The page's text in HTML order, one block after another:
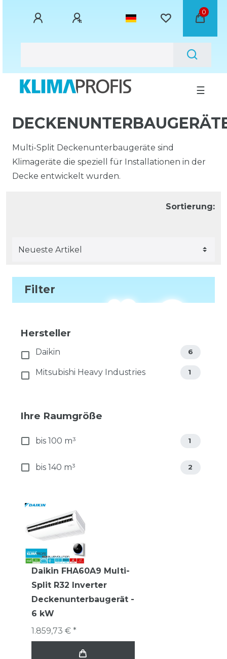
0
☰
Multi-Split Deckenunterbaugeräte sind
Klimageräte die speziell für Installationen in der
Decke entwickelt wurden.
Sortierung:
Filter
Hersteller
Daikin 6
Mitsubishi Heavy Industries 1
Ihre Raumgröße
bis 100 m³ 1
bis 140 m³ 2
Daikin FHA60A9 Multi-
Split R32 Inverter
Deckenunterbaugerät -
6 kW
1.859,73 € *